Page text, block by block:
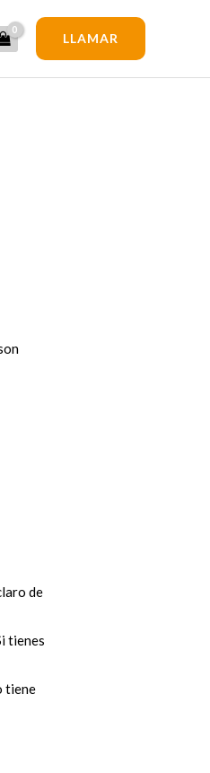
LLAMAR
de
tienes
tiene